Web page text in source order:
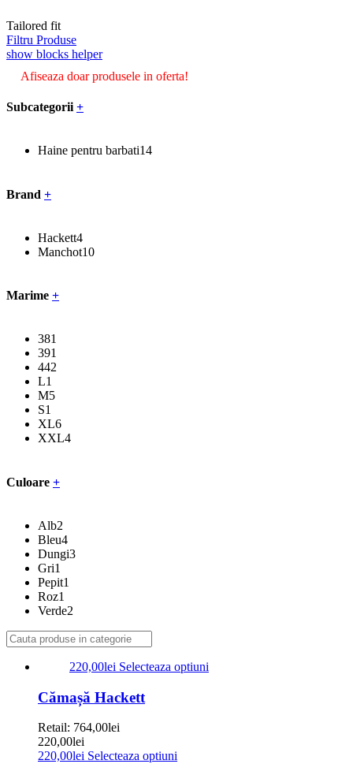
Tailored fit
Filtru Produse
show blocks helper
Afiseaza doar produsele in oferta!
Subcategorii +
Haine pentru barbati14
Brand +
Hackett4
Manchot10
Marime +
381
391
442
L1
M5
S1
XL6
XXL4
Culoare +
Alb2
Bleu4
Dungi3
Gri1
Pepit1
Roz1
Verde2
220,00lei Selecteaza optiuni
Cămașă Hackett
Retail: 764,00lei
220,00lei
220,00lei Selecteaza optiuni